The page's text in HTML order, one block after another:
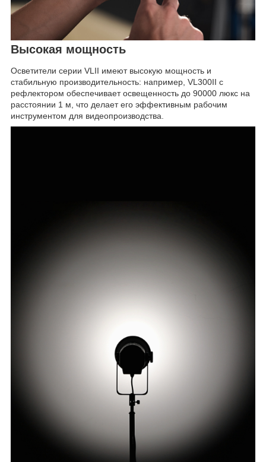
Высокая мощность
Осветители серии VLII имеют высокую мощность и
стабильную производительность: например, VL300II с
рефлектором обеспечивает освещенность до 90000 люкс на
расстоянии 1 м, что делает его эффективным рабочим
инструментом для видеопроизводства.